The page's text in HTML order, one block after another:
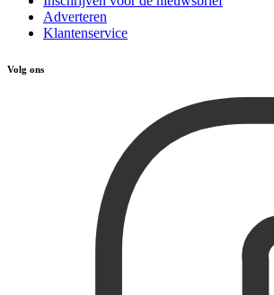
Adverteren
Klantenservice
Volg ons